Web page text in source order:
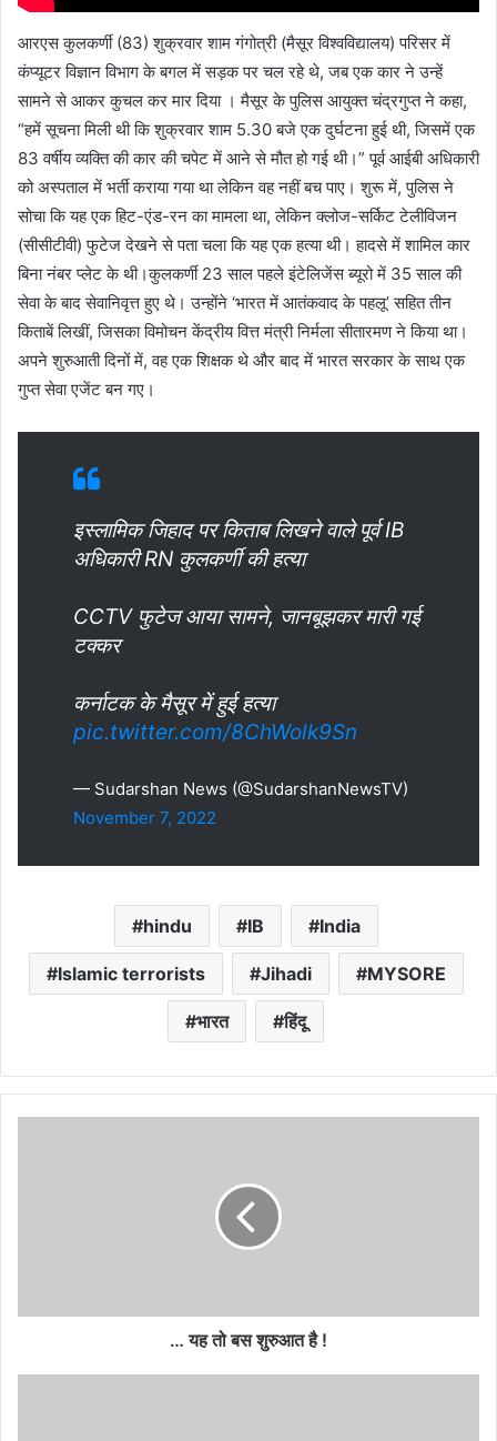
आरएस कुलकर्णी (83) शुक्रवार शाम गंगोत्री (मैसूर विश्वविद्यालय) परिसर में
कंप्यूटर विज्ञान विभाग के बगल में सड़क पर चल रहे थे, जब एक कार ने उन्हें
सामने से आकर कुचल कर मार दिया । मैसूर के पुलिस आयुक्त चंद्रगुप्त ने कहा,
“हमें सूचना मिली थी कि शुक्रवार शाम 5.30 बजे एक दुर्घटना हुई थी, जिसमें एक
83 वर्षीय व्यक्ति की कार की चपेट में आने से मौत हो गई थी।” पूर्व आईबी अधिकारी
को अस्पताल में भर्ती कराया गया था लेकिन वह नहीं बच पाए। शुरू में, पुलिस ने
सोचा कि यह एक हिट-एंड-रन का मामला था, लेकिन क्लोज-सर्किट टेलीविजन
(सीसीटीवी) फुटेज देखने से पता चला कि यह एक हत्या थी। हादसे में शामिल कार
बिना नंबर प्लेट के थी।कुलकर्णी 23 साल पहले इंटेलिजेंस ब्यूरो में 35 साल की
सेवा के बाद सेवानिवृत्त हुए थे। उन्होंने ‘भारत में आतंकवाद के पहलू’ सहित तीन
किताबें लिखीं, जिसका विमोचन केंद्रीय वित्त मंत्री निर्मला सीतारमण ने किया था।
अपने शुरुआती दिनों में, वह एक शिक्षक थे और बाद में भारत सरकार के साथ एक
गुप्त सेवा एजेंट बन गए।
इस्लामिक जिहाद पर किताब लिखने वाले पूर्व IB
अधिकारी RN कुलकर्णी की हत्या
CCTV फुटेज आया सामने, जानबूझकर मारी गई
टक्कर
कर्नाटक के मैसूर में हुई हत्या
pic.twitter.com/8ChWolk9Sn
— Sudarshan News (@SudarshanNewsTV)
November 7, 2022
hindu IB India
Islamic terrorists Jihadi MYSORE
भारत हिंदू
… यह तो बस शुरुआत है !